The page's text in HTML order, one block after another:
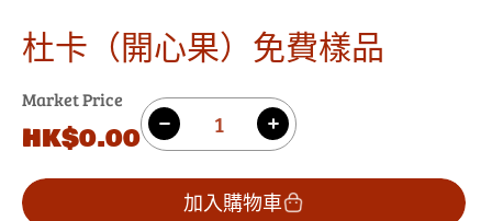
杜卡（開心果）免費樣品
Market Price
原
價
HK$0.00
數
量 減
增
杜
加入購物車